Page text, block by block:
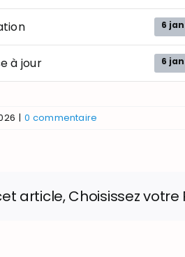
6
à jour 6
| 0 commentaire
article, Choisissez